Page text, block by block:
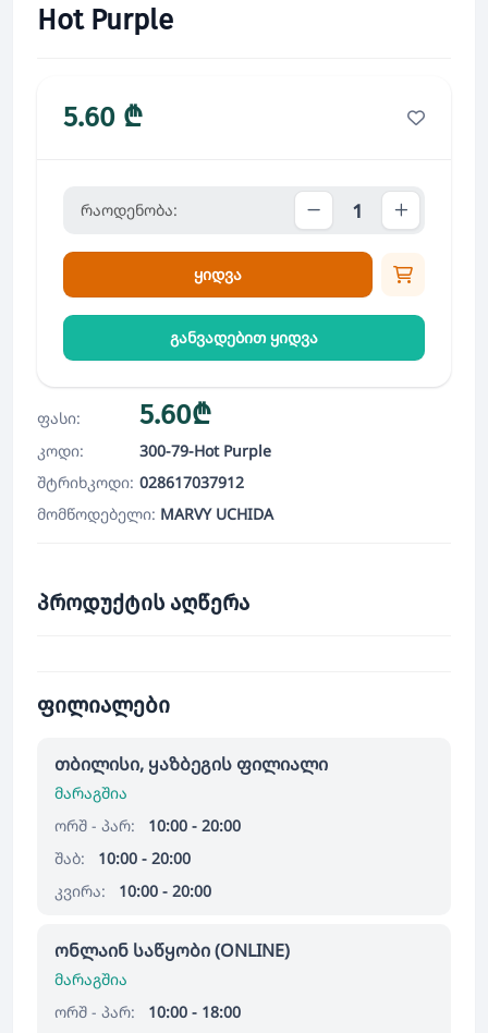
Hot Purple
5.60 ₾
რაოდენობა:
ყიდვა
განვადებით ყიდვა
ფასი: 5.60₾
კოდი:
300-79-Hot Purple
შტრიხკოდი: 028617037912
მომწოდებელი: MARVY UCHIDA
პროდუქტის აღწერა
ფილიალები
თბილისი, ყაზბეგის ფილიალი
მარაგშია
ორშ - პარ:
10:00 - 20:00
შაბ:
10:00 - 20:00
კვირა:
10:00 - 20:00
ონლაინ საწყობი (ONLINE)
მარაგშია
ორშ - პარ:
10:00 - 18:00